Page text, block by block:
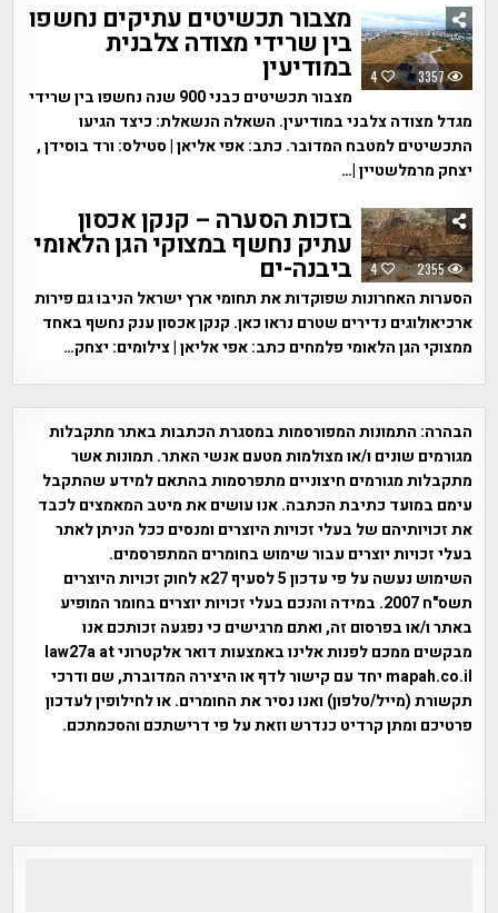
4 3357
מצבור תכשיטים עתיקים נחשפו
בין שרידי מצודה צלבנית
במודיעין
מצבור תכשיטים כבני 900 שנה נחשפו בין שרידי
מגדל מצודה צלבני במודיעין. השאלה הנשאלת: כיצד הגיעו
התכשיטים למטבח המדובר. כתב: אפי אליאן | סטילס: ורד בוסידן ,
יצחק מרמלשטיין |…
4 2355
בזכות הסערה – קנקן אכסון
עתיק נחשף במצוקי הגן הלאומי
ביבנה-ים
הסערות האחרונות שפוקדות את תחומי ארץ ישראל הניבו גם פירות
ארכיאולוגים נדירים שטרם נראו כאן. קנקן אכסון ענק נחשף באחד
ממצוקי הגן הלאומי פלמחים כתב: אפי אליאן | צילומים: יצחק…
הבהרה: התמונות המפורסמות במסגרת הכתבות באתר מתקבלות
מגורמים שונים ו/או מצולמות מטעם אנשי האתר. תמונות אשר
מתקבלות מגורמים חיצוניים מתפרסמות בהתאם למידע שהתקבל
עימם במועד כתיבת הכתבה. אנו עושים את מיטב המאמצים לכבד
את זכויותיהם של בעלי זכויות היוצרים ומנסים ככל הניתן לאתר
בעלי זכויות יוצרים עבור שימוש בחומרים המתפרסמים.
השימוש נעשה על פי עדכון 5 לסעיף 27א לחוק זכויות היוצרים
תשס"ח 2007. במידה והנכם בעלי זכויות יוצרים בחומר המופיע
באתר ו/או בפרסום זה, ואתם מרגישים כי נפגעה זכותכם אנו
מבקשים ממכם לפנות אלינו באמצעות דואר אלקטרוני law27a at
mapah.co.il יחד עם קישור לדף או היצירה המדוברת, שם ודרכי
תקשורת (מייל/טלפון) ואנו נסיר את החומרים. או לחילופין לעדכון
פרטיכם ומתן קרדיט כנדרש וזאת על פי דרישתכם והסכמתכם.